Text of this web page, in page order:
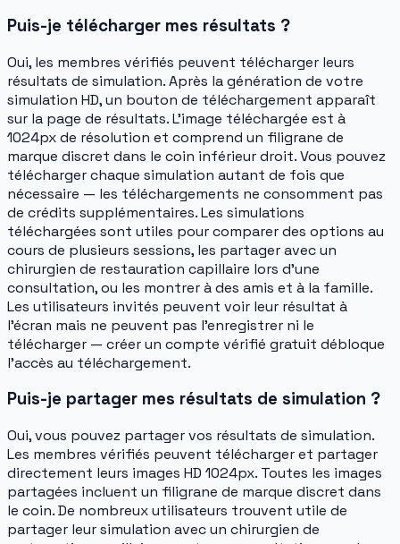
Puis-je télécharger mes résultats ?
Oui, les membres vérifiés peuvent télécharger leurs
résultats de simulation. Après la génération de votre
simulation HD, un bouton de téléchargement apparaît
sur la page de résultats. L'image téléchargée est à
1024px de résolution et comprend un filigrane de
marque discret dans le coin inférieur droit. Vous pouvez
télécharger chaque simulation autant de fois que
nécessaire — les téléchargements ne consomment pas
de crédits supplémentaires. Les simulations
téléchargées sont utiles pour comparer des options au
cours de plusieurs sessions, les partager avec un
chirurgien de restauration capillaire lors d'une
consultation, ou les montrer à des amis et à la famille.
Les utilisateurs invités peuvent voir leur résultat à
l'écran mais ne peuvent pas l'enregistrer ni le
télécharger — créer un compte vérifié gratuit débloque
l'accès au téléchargement.
Puis-je partager mes résultats de simulation ?
Oui, vous pouvez partager vos résultats de simulation.
Les membres vérifiés peuvent télécharger et partager
directement leurs images HD 1024px. Toutes les images
partagées incluent un filigrane de marque discret dans
le coin. De nombreux utilisateurs trouvent utile de
partager leur simulation avec un chirurgien de